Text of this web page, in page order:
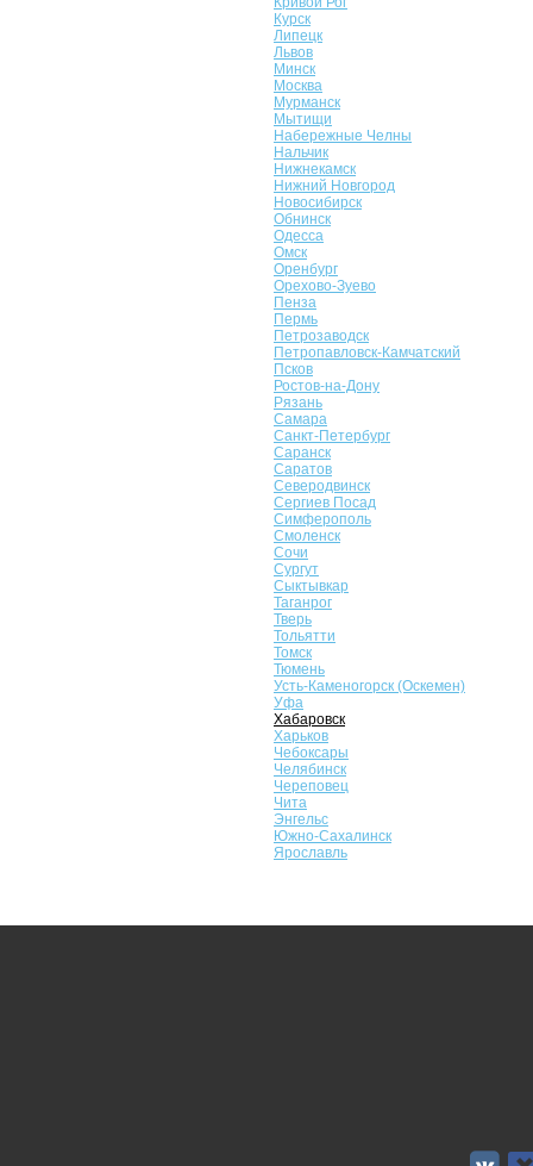
Курск
Липецк
Львов
Минск
Москва
Мурманск
Мытищи
Набережные Челны
Нальчик
Нижнекамск
Нижний Новгород
Новосибирск
Обнинск
Одесса
Омск
Оренбург
Орехово-Зуево
Пенза
Пермь
Петрозаводск
Петропавловск-Камчатский
Псков
Ростов-на-Дону
Рязань
Самара
Санкт-Петербург
Саранск
Саратов
Северодвинск
Сергиев Посад
Симферополь
Смоленск
Сочи
Сургут
Сыктывкар
Таганрог
Тверь
Тольятти
Томск
Тюмень
Усть-Каменогорск (Оскемен)
Уфа
Хабаровск
Харьков
Чебоксары
Челябинск
Череповец
Чита
Энгельс
Южно-Сахалинск
Ярославль